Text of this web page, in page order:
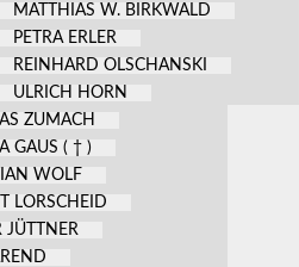
MATTHIAS W. BIRKWALD
PETRA ERLER
REINHARD OLSCHANSKI
ULRICH HORN
ZUMACH
GAUS ( † )
WOLF
LORSCHEID
JÜTTNER